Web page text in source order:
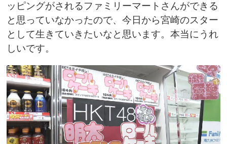
ッピングがされるファミリーマートさんができる
と思っていなかったので、今日から宮崎のスター
として生きていきたいなと思います。本当にうれ
しいです。